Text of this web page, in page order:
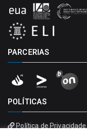
PARCERIAS
POLÍTICAS
Política de Privacidade